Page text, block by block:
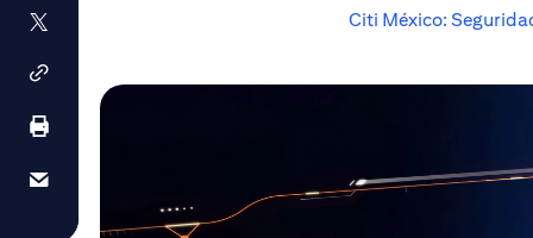
Citi México: